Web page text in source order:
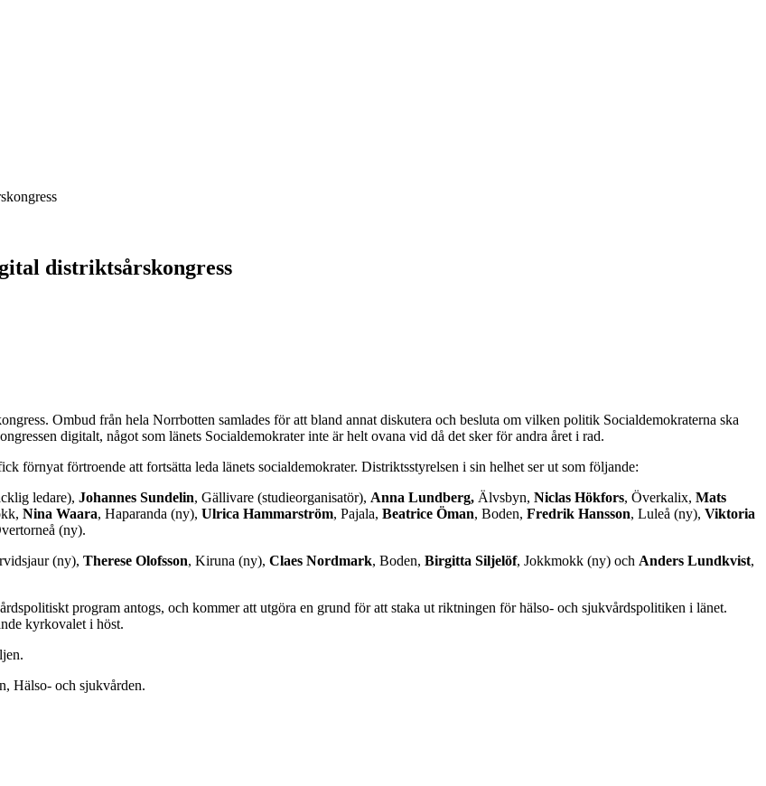
distriktsårskongress
Ombud från hela Norrbotten samlades för att bland annat diskutera och besluta om vilken politik Socialdemokraterna ska
digitalt, något som länets Socialdemokrater inte är helt ovana vid då det sker för andra året i rad.
förnyat förtroende att fortsätta leda länets socialdemokrater. Distriktsstyrelsen i sin helhet ser ut som följande:
ledare), Johannes Sundelin, Gällivare (studieorganisatör), Anna Lundberg, Älvsbyn, Niclas Hökfors, Överkalix, Mats
Nina Waara, Haparanda (ny), Ulrica Hammarström, Pajala, Beatrice Öman, Boden, Fredrik Hansson, Luleå (ny), Viktoria
(ny).
(ny), Therese Olofsson, Kiruna (ny), Claes Nordmark, Boden, Birgitta Siljelöf, Jokkmokk (ny) och Anders Lundkvist,
program antogs, och kommer att utgöra en grund för att staka ut riktningen för hälso- och sjukvårdspolitiken i länet.
kyrkovalet i höst.
Hälso- och sjukvården.